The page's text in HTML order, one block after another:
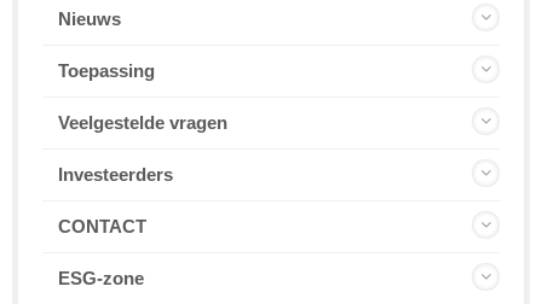
Nieuws
Toepassing
Veelgestelde vragen
Investeerders
CONTACT
ESG-zone